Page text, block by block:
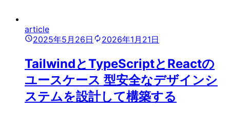
article
2025年5月26日
2026年1月21日
TailwindとTypeScriptとReactの
ユースケース 型安全なデザインシ
ステムを設計して構築する